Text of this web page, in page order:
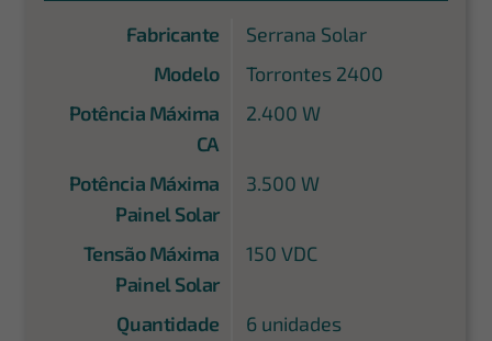
Fabricante
Serrana Solar
Modelo
Torrontes 2400
Potência Máxima
CA
2.400 W
Potência Máxima
Painel Solar
3.500 W
Tensão Máxima
Painel Solar
150 VDC
Quantidade
6 unidades